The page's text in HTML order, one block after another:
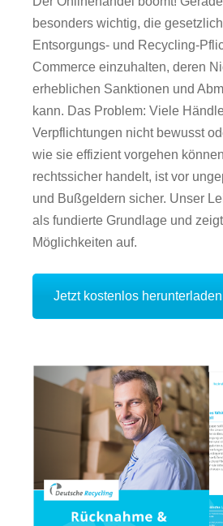
besonders wichtig, die
Entsorgungs- und Recycling-
Commerce einzuhalten, deren
erheblichen Sanktionen und
kann. Das Problem: Viele
Verpflichtungen nicht bewusst
wie sie effizient vorgehen
rechtssicher handelt, ist vor
und Bußgeldern sicher. Unser
als fundierte Grundlage und
Möglichkeiten auf.
Jetzt kostenlos herunterladen